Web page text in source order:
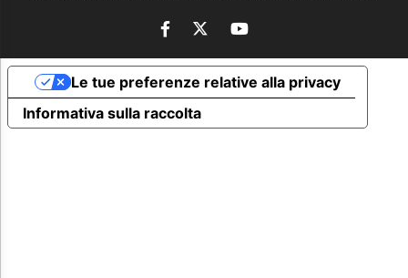
Informativa sulla raccolta
Le tue preferenze relative alla privacy